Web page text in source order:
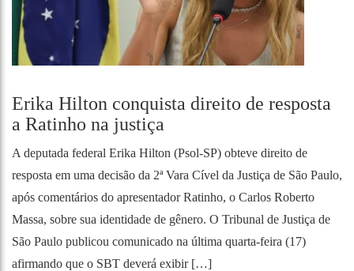
Erika Hilton conquista direito de resposta
a Ratinho na justiça
A deputada federal Erika Hilton (Psol-SP) obteve direito de
resposta em uma decisão da 2ª Vara Cível da Justiça de São Paulo,
após comentários do apresentador Ratinho, o Carlos Roberto
Massa, sobre sua identidade de gênero. O Tribunal de Justiça de
São Paulo publicou comunicado na última quarta-feira (17)
afirmando que o SBT deverá exibir […]